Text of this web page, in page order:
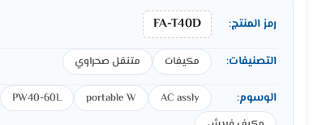
رمز المنتج: FA-T40D
التصنيفات: مكيفات متنقل صحراوي
الوسوم: AC assly
portable W
PW40-60L